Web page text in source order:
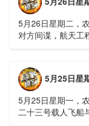
5月26日星期二，
对方间谍，航天工
5月25日星
5月25日星期一，
二十三号载人飞船